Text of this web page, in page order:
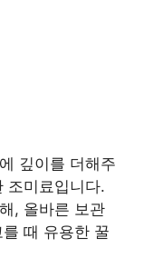
깊이를 더해주
조미료입니다.
, 올바른 보관
때 유용한 꿀